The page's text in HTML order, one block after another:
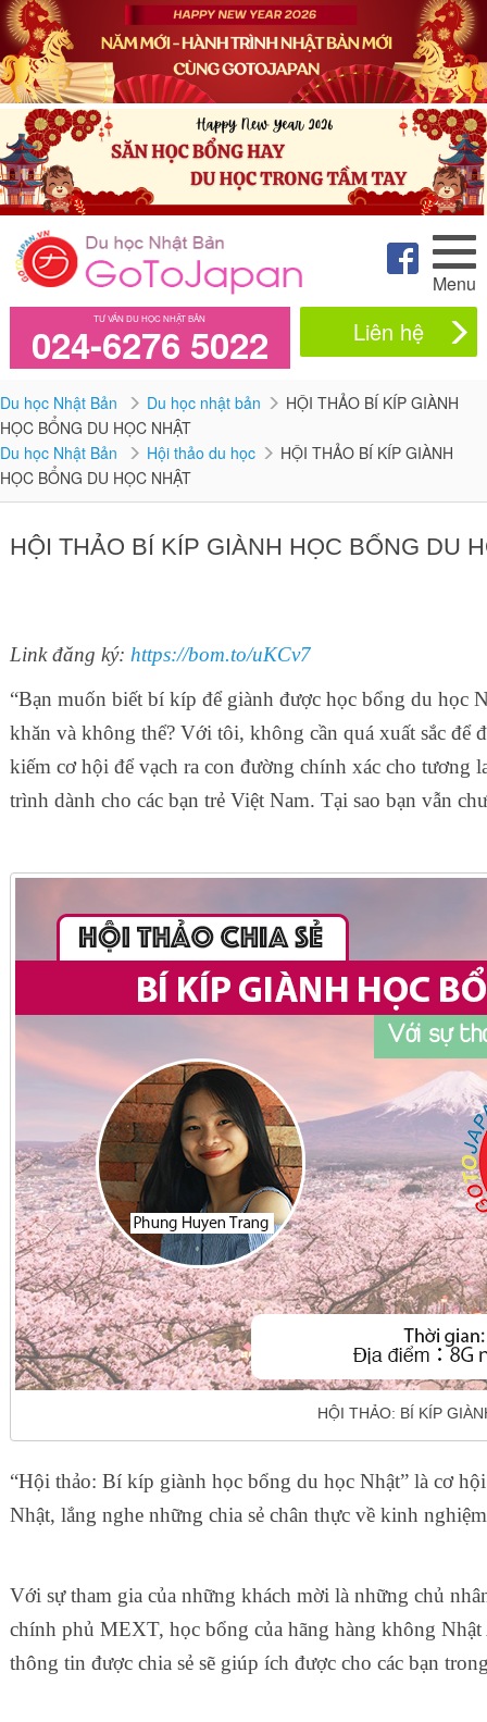
Menu
TƯ VẤN DU HỌC NHẬT BẢN
024-6276 5022 Liên hệ
Du học Nhật Bản Du học nhật bản
HỘI THẢO BÍ KÍP GIÀNH
HỌC BỔNG DU HỌC NHẬT
Du học Nhật Bản
Hội thảo du học
HỘI THẢO BÍ KÍP GIÀNH
HỌC BỔNG DU HỌC NHẬT
HỘI THẢO BÍ KÍP GIÀNH HỌC BỔNG DU
Link đăng ký: https://bom.to/uKCv7
“Bạn muốn biết bí kíp để giành được học bổng du học
khăn và không thể? Với tôi, không cần quá xuất sắc
kiếm cơ hội để vạch ra con đường chính xác cho tương
trình dành cho các bạn trẻ Việt Nam. Tại sao bạn vẫn
HỘI THẢO: BÍ KÍP
“Hội thảo: Bí kíp giành học bổng du học Nhật” là cơ
Nhật, lắng nghe những chia sẻ chân thực về kinh
Với sự tham gia của những khách mời là những chủ
chính phủ MEXT, học bổng của hãng hàng không
thông tin được chia sẻ sẽ giúp ích được cho các bạn